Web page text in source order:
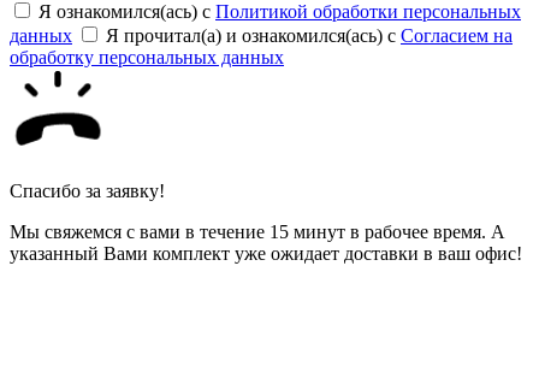
Я ознакомился(ась) с Политикой обработки персональных
данных
Я прочитал(а) и ознакомился(ась) с Согласием на
обработку персональных данных
Спасибо за заявку!
Мы свяжемся с вами в течение 15 минут в рабочее время. А
указанный Вами комплект уже ожидает доставки в ваш офис!